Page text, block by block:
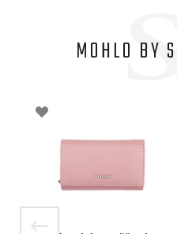
MOHLO BY